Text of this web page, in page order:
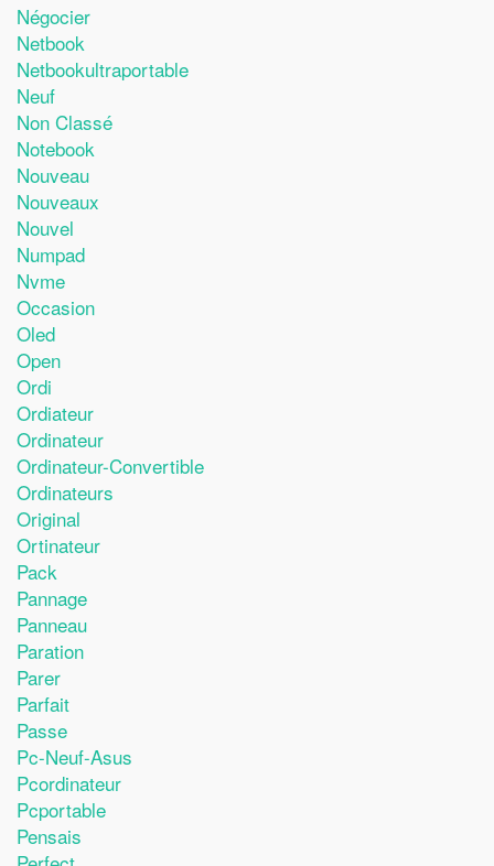
Négocier
Netbook
Netbookultraportable
Neuf
Non Classé
Notebook
Nouveau
Nouveaux
Nouvel
Numpad
Nvme
Occasion
Oled
Open
Ordi
Ordiateur
Ordinateur
Ordinateur-Convertible
Ordinateurs
Original
Ortinateur
Pack
Pannage
Panneau
Paration
Parer
Parfait
Passe
Pc-Neuf-Asus
Pcordinateur
Pcportable
Pensais